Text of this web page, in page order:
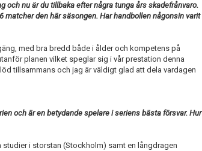
och nu är du tillbaka efter några tunga års skadefrånvaro.
matcher den här säsongen. Har handbollen någonsin varit
med bra bredd både i ålder och kompetens på
planen vilket speglar sig i vår prestation denna
tillsammans och jag är väldigt glad att dela vardagen
och är en betydande spelare i seriens bästa försvar. Hur
i storstan (Stockholm) samt en långdragen